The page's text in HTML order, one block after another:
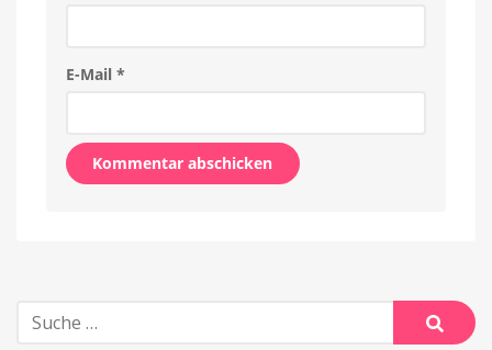
E-Mail *
Suche
nach: